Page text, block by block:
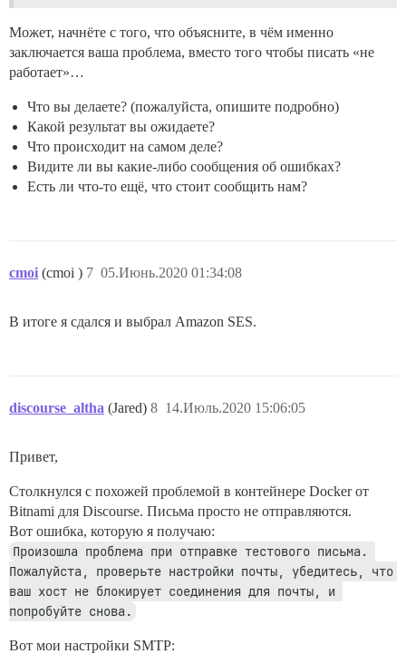
Может, начнёте с того, что объясните, в чём именно
заключается ваша проблема, вместо того чтобы писать «не
работает»…
Что вы делаете? (пожалуйста, опишите подробно)
Какой результат вы ожидаете?
Что происходит на самом деле?
Видите ли вы какие-либо сообщения об ошибках?
Есть ли что-то ещё, что стоит сообщить нам?
cmoi (cmoi ) 05.Июнь.2020 01:34:08
7
В итоге я сдался и выбрал Amazon SES.
discourse_altha (Jared) 14.Июль.2020 15:06:05
8
Привет,
Столкнулся с похожей проблемой в контейнере Docker от
Bitnami для Discourse. Письма просто не отправляются.
Вот ошибка, которую я получаю:
Произошла проблема при отправке тестового письма.
Пожалуйста, проверьте настройки почты, убедитесь, что
ваш хост не блокирует соединения для почты, и
попробуйте снова.
Вот мои настройки SMTP: